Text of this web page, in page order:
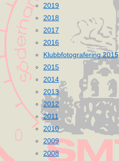
2019
2018
2017
2016
Klubbfotografering 2015
2015
2014
2013
2012
2011
2010
2009
2008